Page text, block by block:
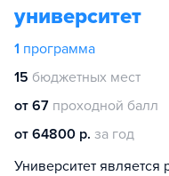
университет
1 программа
15 бюджетных мест
от 67 проходной балл
от 64800 р. за год
Университет